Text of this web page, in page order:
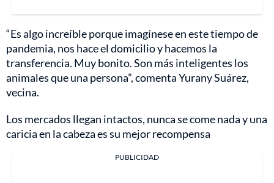
“Es algo increíble porque imagínese en este tiempo de
pandemia, nos hace el domicilio y hacemos la
transferencia. Muy bonito. Son más inteligentes los
animales que una persona”, comenta Yurany Suárez,
vecina.
Los mercados llegan intactos, nunca se come nada y una
caricia en la cabeza es su mejor recompensa
PUBLICIDAD